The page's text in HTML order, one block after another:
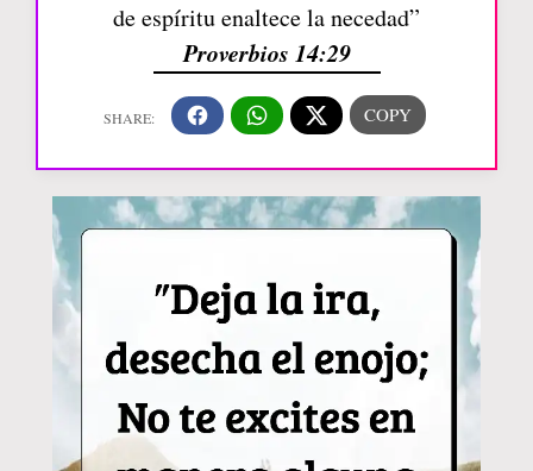
de espíritu enaltece la necedad”
Proverbios 14:29